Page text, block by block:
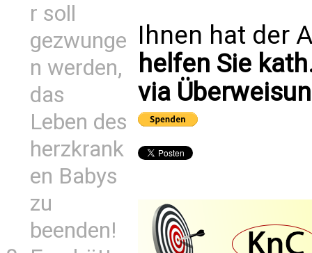
r soll
gezwunge
n werden,
das
Leben des
herzkrank
en Babys
zu
beenden!
Ihnen hat der
helfen Sie
via